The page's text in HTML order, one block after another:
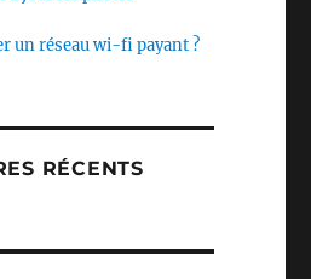
un réseau wi-fi payant ?
RÉCENTS